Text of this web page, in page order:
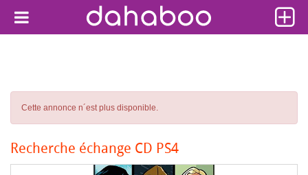
Cette annonce n´est plus disponible.
Recherche échange CD PS4